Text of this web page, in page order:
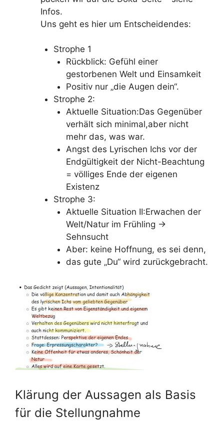
Infos.
Uns geht es hier um Entscheidendes:
Strophe 1
Rückblick: Gefühl einer
gestorbenen Welt und Einsamkeit
Positiv nur „die Augen dein“.
Strophe 2:
Aktuelle Situation:Das Gegenüber
verhält sich minimal,aber nicht
mehr das, was war.
Angst des Lyrischen Ichs vor der
Endgültigkeit der Nicht-Beachtung
= völliges Ende der eigenen
Existenz
Strophe 3:
Aktuelle Situation II:Erwachen der
Welt/Natur im Frühling ->
Sehnsucht
Aber: keine Hoffnung, es sei denn,
das gute „Du“ wird zurückgebracht.
Klärung der Aussagen als Basis
für die Stellungnahme